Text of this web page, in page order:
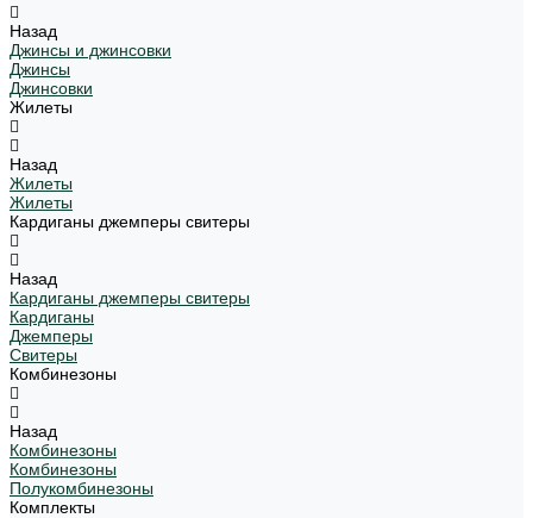
Назад
Джинсы и джинсовки
Джинсы
Джинсовки
Жилеты
Назад
Жилеты
Жилеты
Кардиганы джемперы свитеры
Назад
Кардиганы джемперы свитеры
Кардиганы
Джемперы
Свитеры
Комбинезоны
Назад
Комбинезоны
Комбинезоны
Полукомбинезоны
Комплекты